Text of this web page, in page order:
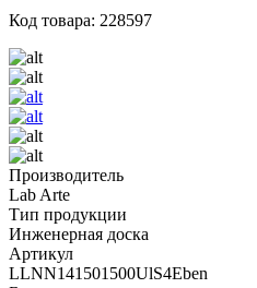
Код товара: 228597
Производитель
Lab Arte
Тип продукции
Инженерная доска
Артикул
LLNN141501500UlS4Eben